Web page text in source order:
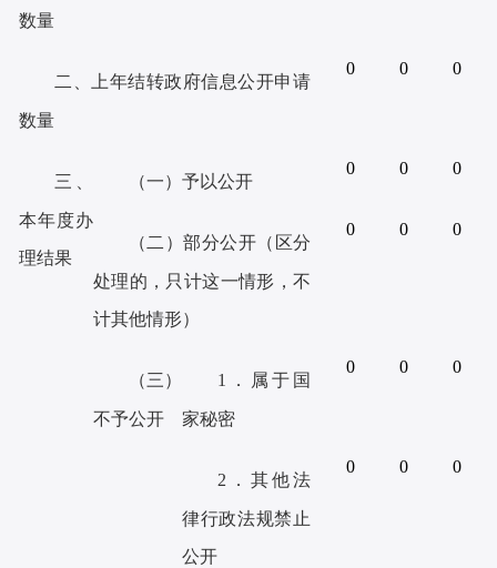
数量
二、上年结转政府信息公开申请
数量
0 0 0
三、
本年度办
理结果
（一）予以公开
0 0 0
（二）部分公开（区分
处理的， 只计这一情形，不
计其他情形）
0 0 0
（三）
不予公开
1．属于国
家秘密
0 0 0
2．其他法
律行政法规禁止
公开
0 0 0